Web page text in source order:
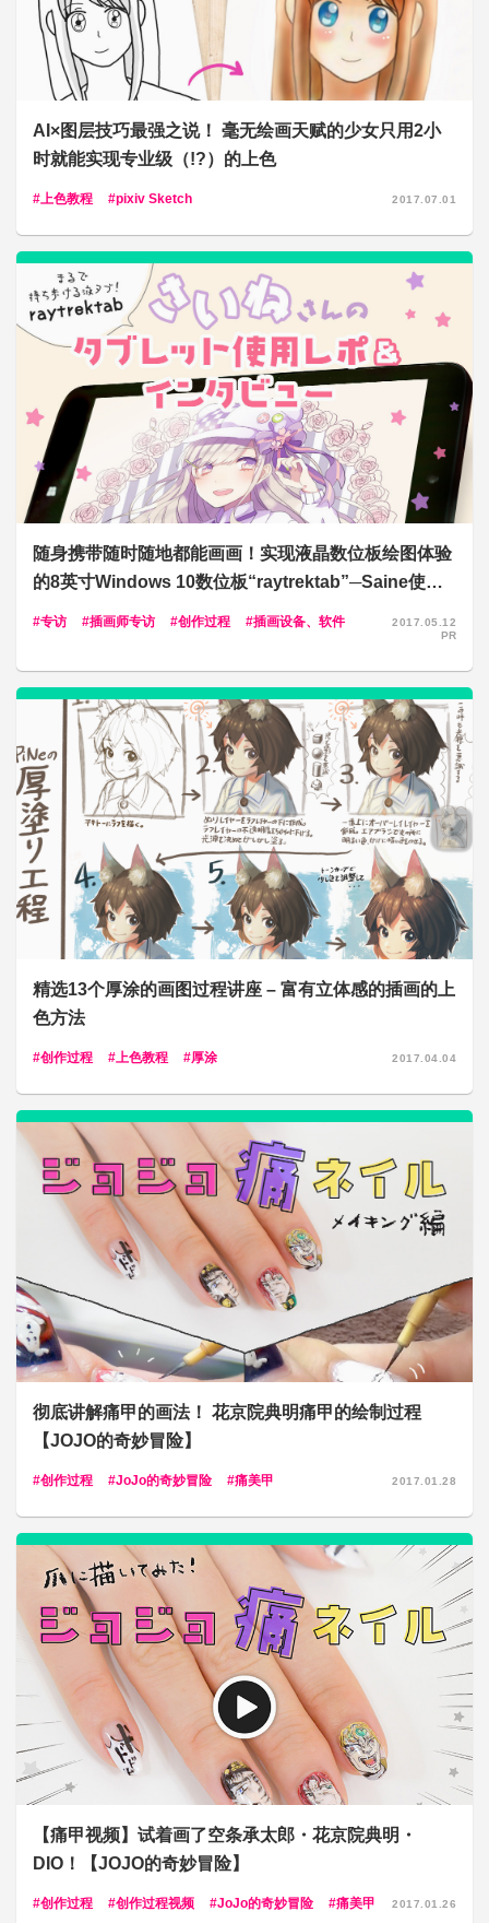
AI×图层技巧最强之说！ 毫无绘画天赋的少女只用2小
时就能实现专业级（!?）的上色
上色教程 pixiv Sketch 2017.07.01
随身携带随时随地都能画画！实现液晶数位板绘图体验
的8英寸Windows 10数位板“raytrektab”─Saine使用
反馈＆访谈
专访 插画师专访 创作过程 插画设备、软件
2017.05.12
PR
精选13个厚涂的画图过程讲座 – 富有立体感的插画的上
色方法
创作过程 上色教程 厚涂 2017.04.04
彻底讲解痛甲的画法！ 花京院典明痛甲的绘制过程
【JOJO的奇妙冒险】
创作过程 JoJo的奇妙冒险 痛美甲 2017.01.28
【痛甲视频】试着画了空条承太郎・花京院典明・
DIO！【JOJO的奇妙冒险】
创作过程 创作过程视频 JoJo的奇妙冒险 痛美甲 2017.01.26